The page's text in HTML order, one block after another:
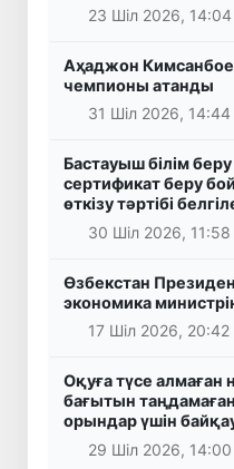
23 Шіл 2026, 14:04
Аҳаджон
чемпионы атанды
31 Шіл 2026, 14:44
Бастауыш білім
сертификат беру
өткізу тәртібі
30 Шіл 2026, 11:58
Өзбекстан
экономика
17 Шіл 2026, 20:42
Оқуға түсе алмаған
бағытын
орындар үшін
29 Шіл 2026, 14:00